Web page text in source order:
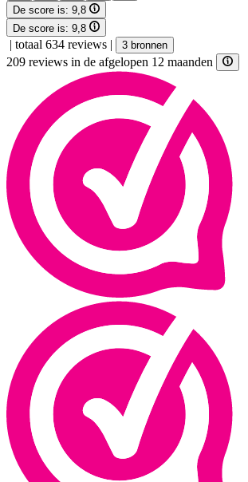
De score is: 9,8
De score is: 9,8
| totaal 634 reviews | 3 bronnen
209 reviews in de afgelopen 12 maanden